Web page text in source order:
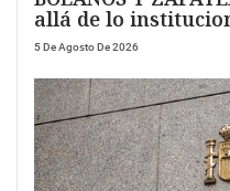
allá de lo
5 De Agosto De 2026